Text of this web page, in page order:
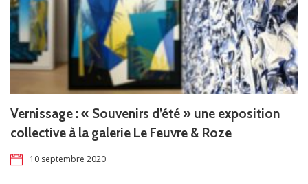
Vernissage : « Souvenirs d’été » une exposition
collective à la galerie Le Feuvre & Roze
10 septembre 2020